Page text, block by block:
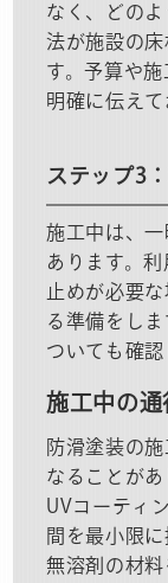
なく、どの
法が施設の
す。予算や
明確に伝えて
ステップ3
施工中は、
あります。
止めが必要
る準備をし
ついても確認
施工中の
防滑塗装の
なることが
UVコーティ
間を最小限
無溶剤の材